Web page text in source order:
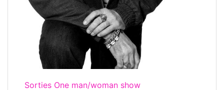
Sorties One man/woman show